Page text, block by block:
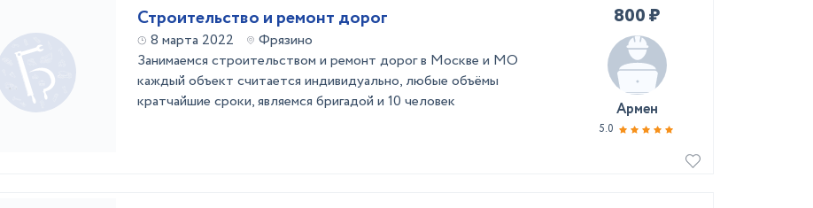
Строительство и ремонт дорог
8 марта 2022
Фрязино
Занимаемся строительством и ремонт дорог в Москве и МО
каждый объект считается индивидуально, любые объёмы
кратчайшие сроки, являемся бригадой и 10 человек
800 ₽
Армен
5.0